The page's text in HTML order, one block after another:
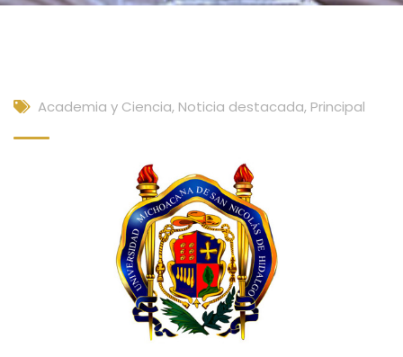
Academia y Ciencia, Noticia destacada, Principal